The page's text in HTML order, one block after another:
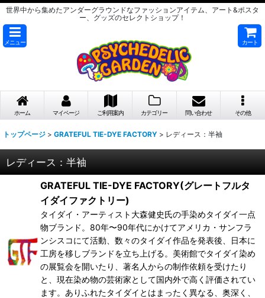
世界中から集めたアンダーグラウンドなファッションアイテム、アート&ポスタ
ー、グッズのセレクトショップ！
メニュー カート
ホーム マイページ ご利用案内 カテゴリー 問い合わせ その他
トップページ > GRATEFUL TIE-DYE FACTORY > レディース：半袖
レディース：半袖
GRATEFUL TIE-DYE FACTORY(グレートフルタ
イダイファクトリー)
タイダイ・アーティスト大森健史氏の手染めタイダイ一点
物ブランド。80年〜90年代にかけてアメリカ・サンフラ
ンシスコにて活動、数々のタイダイ作品を発表後、日本に
工房を移しブランドを立ち上げる。美術館でタイダイ染め
の展覧会を開いたり、著名人からの制作依頼を受けたり
と、現在染め物の芸術家として国内外で高く評価されてい
ます。ありふれたタイダイとはまったく異なる、奥深く、